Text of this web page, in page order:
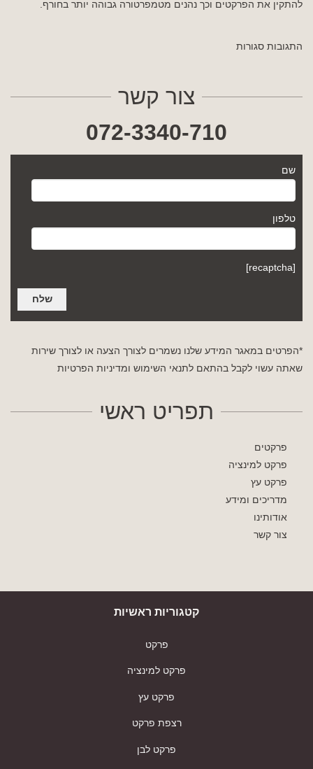
להתקין את הפרקטים וכך נהנים מטמפרטורה גבוהה יותר בחורף.
התגובות סגורות
צור קשר
072-3340-710
שם
טלפון
[recaptcha]
*הפרטים במאגר המידע שלנו נשמרים לצורך הצעה או לצורך שירות
שאתה עשוי לקבל בהתאם לתנאי השימוש ומדיניות הפרטיות
תפריט ראשי
פרקטים
פרקט למינציה
פרקט עץ
מדריכים ומידע
אודותינו
צור קשר
קטגוריות ראשיות
פרקט
פרקט למינציה
פרקט עץ
רצפת פרקט
פרקט לבן